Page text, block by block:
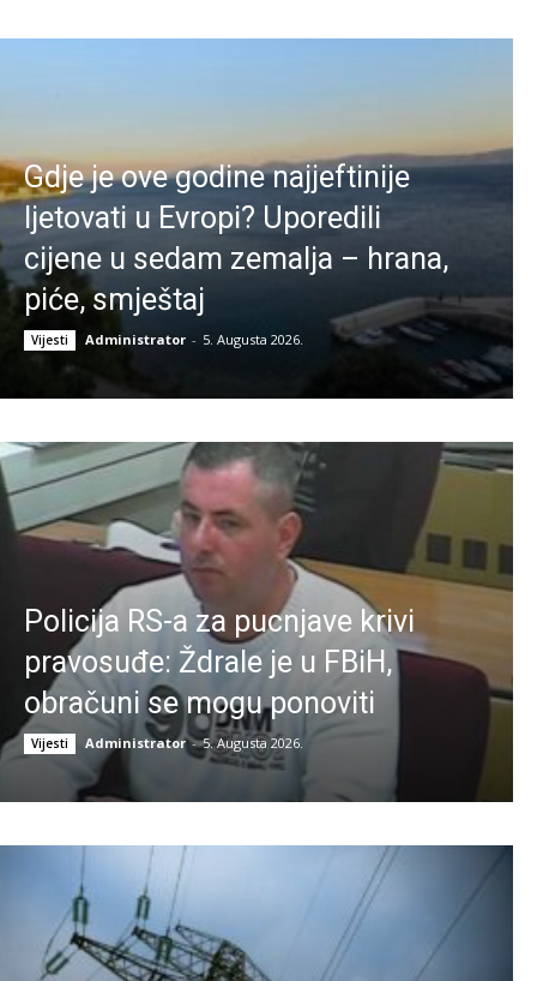
Gdje je ove godine najjeftinije
ljetovati u Evropi? Uporedili
cijene u sedam zemalja – hrana,
piće, smještaj
Vijesti Administrator - 5. Augusta 2026.
Policija RS-a za pucnjave krivi
pravosuđe: Ždrale je u FBiH,
obračuni se mogu ponoviti
Vijesti Administrator - 5. Augusta 2026.